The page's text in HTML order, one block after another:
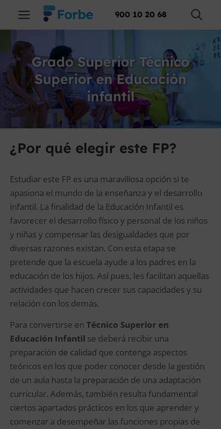
900 10 20 68
Grado Superior Técnico
Superior en Educación
infantil
¿Por qué elegir este FP?
Estudiar este FP es una maravillosa opción si te
apasiona el mundo de la enseñanza y el desarrollo
infantil. La finalidad de la Educación Infantil es
favorecer el desarrollo físico y personal de los niños
y niñas y compensar las desigualdades que por
diversas razones existan. Con esta etapa se
pretende que la escuela ayude a los padres en la
educación de los hijos. Así pues, les facilitan aquellas
actividades que hacen crecer sus capacidades y su
relación con los demás.
Para convertirse en Técnico Superior en
Educación Infantil se deberá recibir una
preparación de calidad que contenga aspectos
teóricos en los que poder conocer desde la gestión
de un aula hasta la preparación de una adaptación
curricular. Además, también resulta fundamental
ciertos apartados prácticos en los que aprender y
comenzar a desempeñar las funciones propias de